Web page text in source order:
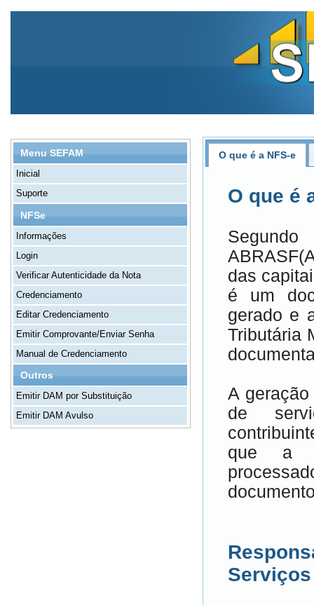
Menu SEFAM
Inicial
Suporte
NFSe
Informações
Login
Verificar Autenticidade da Nota
Credenciamento
Editar Credenciamento
Emitir Comprovante/Enviar Senha
Manual de Credenciamento
Outros
Emitir DAM por Substituição
Emitir DAM Avulso
O que é a NFS-e
O que é
das
é um
gerado e
Tributária
A
de
que a